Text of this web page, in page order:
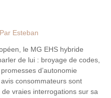
Esteban
le MG EHS hybride
de lui : broyage de codes,
d’autonomie
consommateurs sont
vraies interrogations sur sa